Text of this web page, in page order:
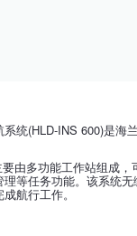
统(HLD-INS 600)是海
由多功能工作站组成
理等任务功能。该系统
航行工作。